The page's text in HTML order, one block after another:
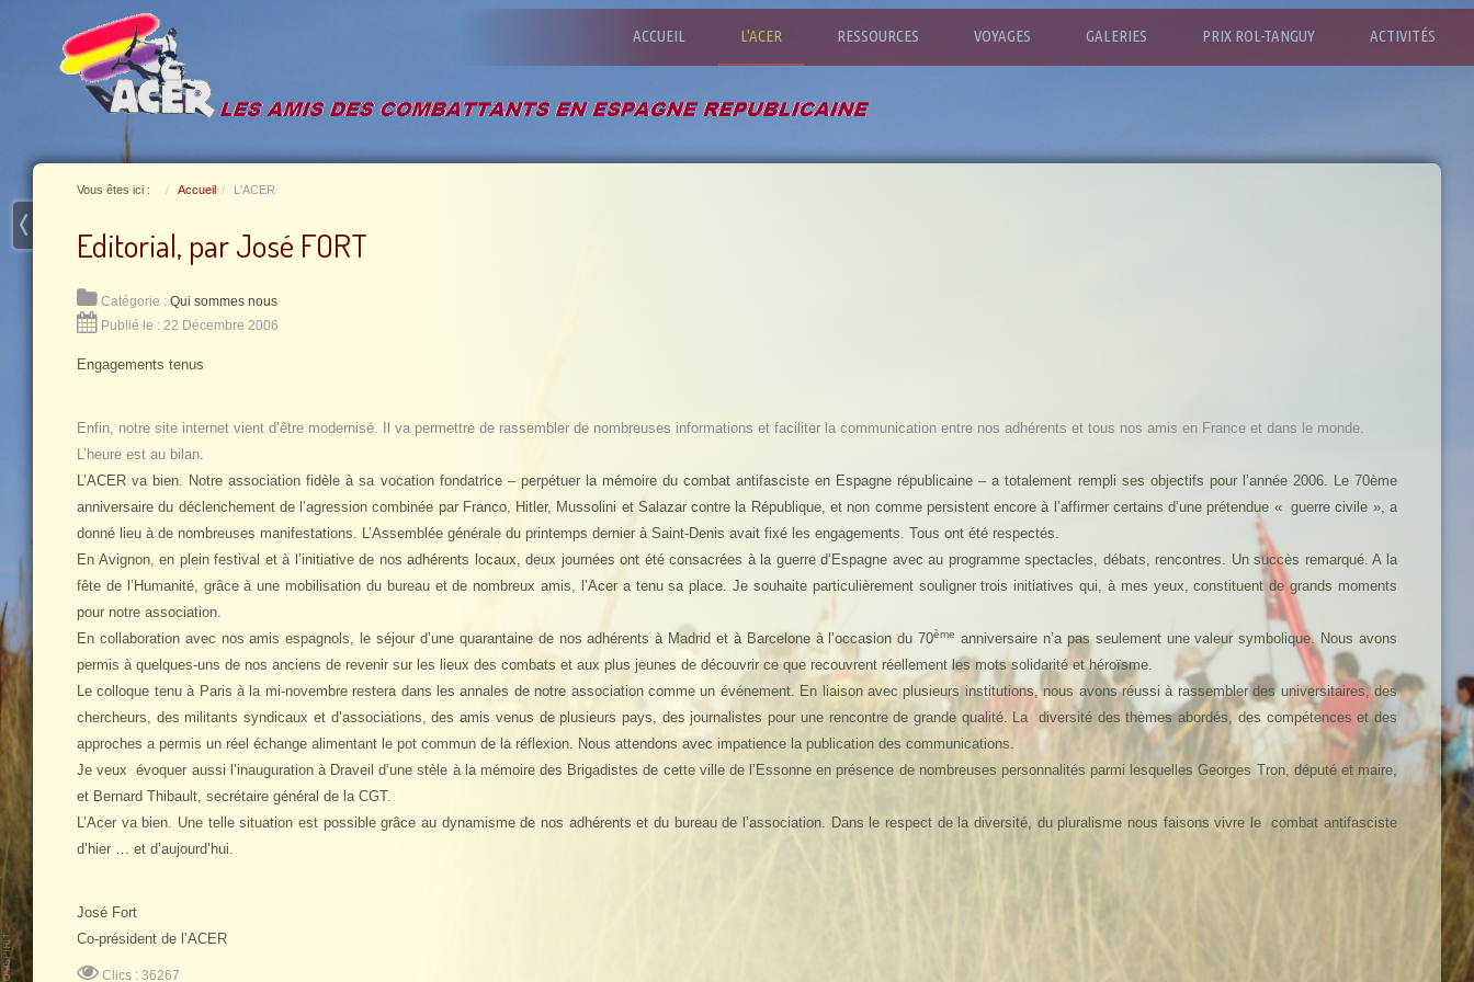
ACCUEIL L'ACER RESSOURCES VOYAGES GALERIES PRIX ROL-TANGUY ACTIVITÉS
Vous êtes ici : Accueil L'ACER
Editorial, par José FORT
Catégorie : Qui sommes nous
Publié le : 22 Décembre 2006
Engagements tenus
Enfin, notre site internet vient d’être modernisé. Il va permettre de rassembler de nombreuses informations et faciliter la communication entre nos adhérents et tous nos amis en France et dans le monde.
L’heure est au bilan.
L’ACER va bien. Notre association fidèle à sa vocation fondatrice – perpétuer la mémoire du combat antifasciste en Espagne républicaine – a totalement rempli ses objectifs pour l’année 2006. Le 70ème
anniversaire du déclenchement de l’agression combinée par Franco, Hitler, Mussolini et Salazar contre la République, et non comme persistent encore à l’affirmer certains d’une prétendue « guerre civile », a
donné lieu à de nombreuses manifestations. L’Assemblée générale du printemps dernier à Saint-Denis avait fixé les engagements. Tous ont été respectés.
En Avignon, en plein festival et à l’initiative de nos adhérents locaux, deux journées ont été consacrées à la guerre d’Espagne avec au programme spectacles, débats, rencontres. Un succès remarqué. A la
fête de l’Humanité, grâce à une mobilisation du bureau et de nombreux amis, l’Acer a tenu sa place. Je souhaite particulièrement souligner trois initiatives qui, à mes yeux, constituent de grands moments
pour notre association.
En collaboration avec nos amis espagnols, le séjour d’une quarantaine de nos adhérents à Madrid et à Barcelone à l’occasion du 70ème anniversaire n’a pas seulement une valeur symbolique. Nous avons
permis à quelques-uns de nos anciens de revenir sur les lieux des combats et aux plus jeunes de découvrir ce que recouvrent réellement les mots solidarité et héroïsme.
Le colloque tenu à Paris à la mi-novembre restera dans les annales de notre association comme un événement. En liaison avec plusieurs institutions, nous avons réussi à rassembler des universitaires, des
chercheurs, des militants syndicaux et d’associations, des amis venus de plusieurs pays, des journalistes pour une rencontre de grande qualité. La diversité des thèmes abordés, des compétences et des
approches a permis un réel échange alimentant le pot commun de la réflexion. Nous attendons avec impatience la publication des communications.
Je veux évoquer aussi l’inauguration à Draveil d’une stèle à la mémoire des Brigadistes de cette ville de l’Essonne en présence de nombreuses personnalités parmi lesquelles Georges Tron, député et maire,
et Bernard Thibault, secrétaire général de la CGT.
L’Acer va bien. Une telle situation est possible grâce au dynamisme de nos adhérents et du bureau de l’association. Dans le respect de la diversité, du pluralisme nous faisons vivre le combat antifasciste
d’hier … et d’aujourd’hui.
José Fort
Co-président de l’ACER
Clics : 36267